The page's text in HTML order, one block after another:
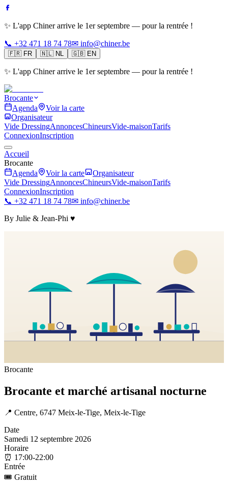
✨ L'app Chiner arrive le 1er septembre — pour la rentrée !
📞 +32 471 18 74 78✉ info@chiner.be
🇫🇷 FR 🇳🇱 NL 🇬🇧 EN
✨ L'app Chiner arrive le 1er septembre — pour la rentrée !
Brocante
Agenda
Voir la carte
Organisateur
Vide DressingAnnoncesChineursVide-maisonTarifs
ConnexionInscription
Accueil
Brocante
Agenda
Voir la carte
Organisateur
Vide DressingAnnoncesChineursVide-maisonTarifs
ConnexionInscription
📞 +32 471 18 74 78✉ info@chiner.be
By Julie & Jean-Phi ♥
Brocante
Brocante et marché artisanal nocturne
📍 Centre, 6747 Meix-le-Tige, Meix-le-Tige
Date
Samedi 12 septembre 2026
Horaire
⏰ 17:00-22:00
Entrée
🎟️ Gratuit